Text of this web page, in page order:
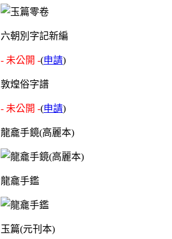
六朝別字記新編
- 未公開 -(申請)
敦煌俗字譜
- 未公開 -(申請)
龍龕手鏡(高麗本)
龍龕手鑑
玉篇(元刊本)